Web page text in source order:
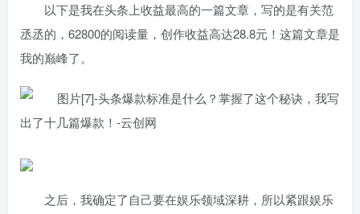
以下是我在头条上收益最高的一篇文章，写的是有关范
丞丞的，62800的阅读量，创作收益高达28.8元！这篇文章是
我的巅峰了。
之后，我确定了自己要在娱乐领域深耕，所以紧跟娱乐